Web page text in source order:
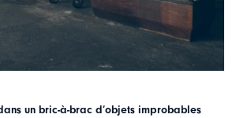
dans un bric-à-brac d’objets improbables